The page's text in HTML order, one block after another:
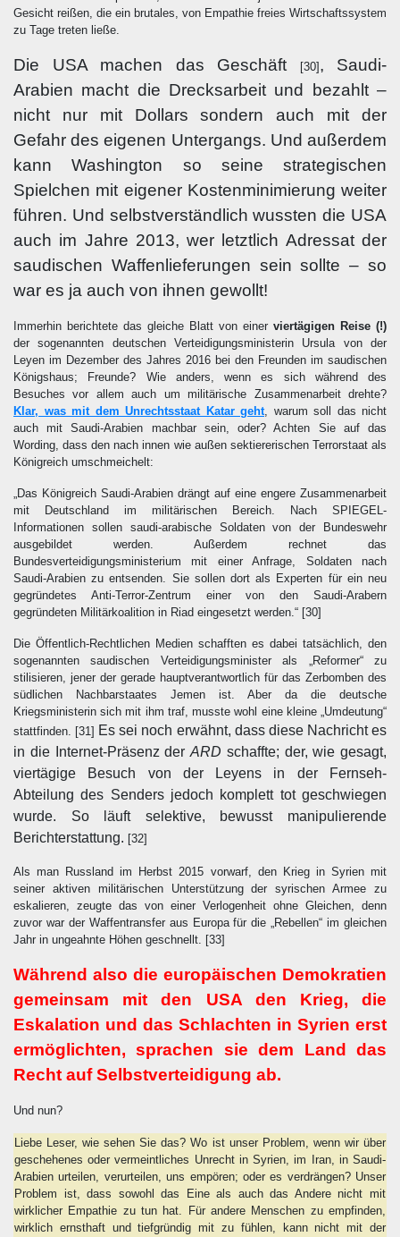
Gesicht reißen, die ein brutales, von Empathie freies Wirtschaftssystem
zu Tage treten ließe.
Die USA machen das Geschäft [30] , Saudi-
Arabien macht die Drecksarbeit und bezahlt –
nicht nur mit Dollars sondern auch mit der
Gefahr des eigenen Untergangs. Und außerdem
kann Washington so seine strategischen
Spielchen mit eigener Kostenminimierung weiter
führen. Und selbstverständlich wussten die USA
auch im Jahre 2013, wer letztlich Adressat der
saudischen Waffenlieferungen sein sollte – so
war es ja auch von ihnen gewollt!
Immerhin berichtete das gleiche Blatt von einer viertägigen Reise (!)
der sogenannten deutschen Verteidigungsministerin Ursula von der
Leyen im Dezember des Jahres 2016 bei den Freunden im saudischen
Königshaus; Freunde? Wie anders, wenn es sich während des
Besuches vor allem auch um militärische Zusammenarbeit drehte?
Klar, was mit dem Unrechtsstaat Katar geht, warum soll das nicht
auch mit Saudi-Arabien machbar sein, oder? Achten Sie auf das
Wording, dass den nach innen wie außen sektiererischen Terrorstaat als
Königreich umschmeichelt:
„Das Königreich Saudi-Arabien drängt auf eine engere Zusammenarbeit
mit Deutschland im militärischen Bereich. Nach SPIEGEL-
Informationen sollen saudi-arabische Soldaten von der Bundeswehr
ausgebildet werden. Außerdem rechnet das
Bundesverteidigungsministerium mit einer Anfrage, Soldaten nach
Saudi-Arabien zu entsenden. Sie sollen dort als Experten für ein neu
gegründetes Anti-Terror-Zentrum einer von den Saudi-Arabern
gegründeten Militärkoalition in Riad eingesetzt werden.“ [30]
Die Öffentlich-Rechtlichen Medien schafften es dabei tatsächlich, den
sogenannten saudischen Verteidigungsminister als „Reformer“ zu
stilisieren, jener der gerade hauptverantwortlich für das Zerbomben des
südlichen Nachbarstaates Jemen ist. Aber da die deutsche
Kriegsministerin sich mit ihm traf, musste wohl eine kleine „Umdeutung“
stattfinden. [31] Es sei noch erwähnt, dass diese Nachricht es
in die Internet-Präsenz der ARD schaffte; der, wie gesagt,
viertägige Besuch von der Leyens in der Fernseh-
Abteilung des Senders jedoch komplett tot geschwiegen
wurde. So läuft selektive, bewusst manipulierende
Berichterstattung. [32]
Als man Russland im Herbst 2015 vorwarf, den Krieg in Syrien mit
seiner aktiven militärischen Unterstützung der syrischen Armee zu
eskalieren, zeugte das von einer Verlogenheit ohne Gleichen, denn
zuvor war der Waffentransfer aus Europa für die „Rebellen“ im gleichen
Jahr in ungeahnte Höhen geschnellt. [33]
Während also die europäischen Demokratien
gemeinsam mit den USA den Krieg, die
Eskalation und das Schlachten in Syrien erst
ermöglichten, sprachen sie dem Land das
Recht auf Selbstverteidigung ab.
Und nun?
Liebe Leser, wie sehen Sie das? Wo ist unser Problem, wenn wir über
geschehenes oder vermeintliches Unrecht in Syrien, im Iran, in Saudi-
Arabien urteilen, verurteilen, uns empören; oder es verdrängen? Unser
Problem ist, dass sowohl das Eine als auch das Andere nicht mit
wirklicher Empathie zu tun hat. Für andere Menschen zu empfinden,
wirklich ernsthaft und tiefgründig mit zu fühlen, kann nicht mit der